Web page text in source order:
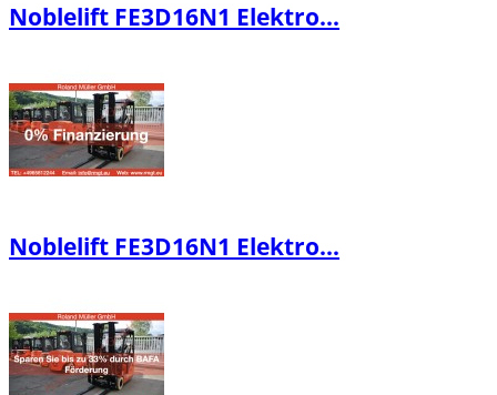
Noblelift FE3D16N1 Elektro...
Noblelift FE3D16N1 Elektro...